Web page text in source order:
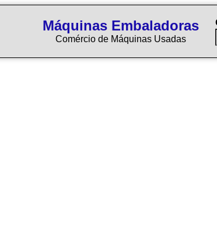
Máquinas Embaladoras
Comércio de Máquinas Usadas